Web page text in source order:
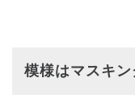
模様はマスキ